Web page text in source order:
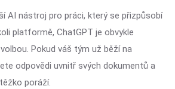
AI nástroj pro práci, který se přizpůsobí
platformě, ChatGPT je obvykle
Pokud váš tým už běží na
odpovědi uvnitř svých dokumentů a
poráží.